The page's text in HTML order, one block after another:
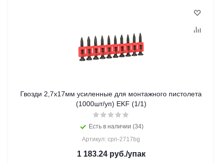
Гвозди 2,7х17мм усиленные для монтажного пистолета
(1000шт/уп) EKF (1/1)
Есть в наличии (34)
Артикул: cpn-2717bg
1 183.24руб./упак